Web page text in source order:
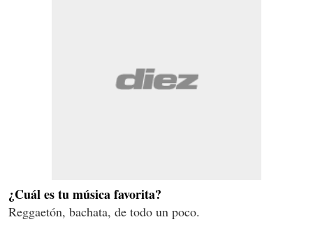
¿Cuál es tu música favorita?
Reggaetón, bachata, de todo un poco.